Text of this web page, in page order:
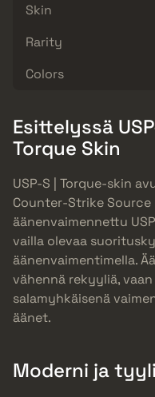
Skin
Rarity
Colors
Esittelyssä
Torque Skin
USP-S | Torque-skin
Counter-Strike
äänenvaimennettu
vailla olevaa
äänenvaimentimella.
vähennä rekyyliä,
salamyhkäisenä
äänet.
Moderni ja